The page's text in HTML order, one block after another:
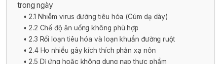
trong ngày
2.1 Nhiễm virus đường tiêu hóa (Cúm dạ dày)
2.2 Chế độ ăn uống không phù hợp
2.3 Rối loạn tiêu hóa và loạn khuẩn đường ruột
2.4 Ho nhiều gây kích thích phản xạ nôn
2.5 Dị ứng hoặc không dung nạp thực phẩm